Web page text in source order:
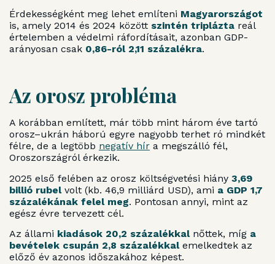
Érdekességként meg lehet említeni Magyarországot
is, amely 2014 és 2024 között szintén triplázta reál
értelemben a védelmi ráfordításait, azonban GDP-
arányosan csak 0,86-ról 2,11 százalékra.
Az orosz probléma
A korábban említett, már több mint három éve tartó
orosz–ukrán háború egyre nagyobb terhet ró mindkét
félre, de a legtöbb negatív hír a megszálló fél,
Oroszországról érkezik.
2025 első felében az orosz költségvetési hiány 3,69
billió rubelvolt (kb. 46,9 milliárd USD), ami a GDP 1,7
százalékának felel meg. Pontosan annyi, mint az
egész évre tervezett cél.
Az állami kiadások 20,2 százalékkalnőttek, míg a
bevételek csupán 2,8 százalékkalemelkedtek az
előző év azonos időszakához képest.